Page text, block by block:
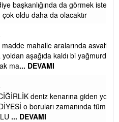
da görmek isteriz
daha da olacaktır
aralarında asvalt döke
kaldı bi yağmurda
DEVAMI
deniz kenarına giden yola
boruları zamanında tüm ereğli